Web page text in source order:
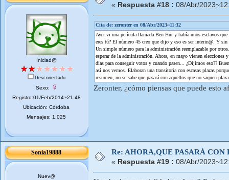
Iniciad@
Desconectado
Sexo:
Registro:01/Feb/2014~21:48
Ubicación: Córdoba
Mensajes: 1.025
« Respuesta #18 : 08/Abr/
Cita de: zeronter en 08/Abr/2023~11:32
Ayer vi una película llamada Ben Hur y había unos esclavos
eres tú? El número 45 creo que dijo y eso es ser interin@. Y
Un simple número para la administración reemplazable por
esperar de la administración. Ahora, en mayo vienen elecciones
días para conseguir votos y cuando pasen... ¿Dijimos eso??
así nos vemos. Elaboran una transitoria con escasas plazas
resumen, no se sabe que pasará con aquellos que no saquen
Zeronter, ¿cómo piensas que puede esto
Sonia19888
Nuev@
Re: AHORA,QUE PASARÁ
« Respuesta #19 : 08/Abr/